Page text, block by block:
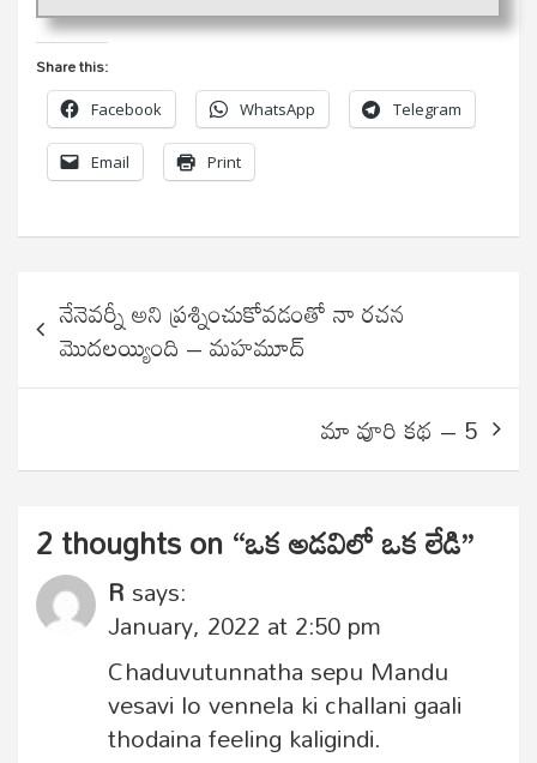
Share this:
Facebook WhatsApp Telegram
Email Print
Post
navigation
నేనెవర్నీ అని ప్రశ్నించుకోవడంతో నా రచన
మొదలయ్యింది – మహమూద్
మా వూరి కథ – 5
2 thoughts on “ఒక అడవిలో ఒక లేడి”
R says:
January, 2022 at 2:50 pm
Chaduvutunnatha sepu Mandu
vesavi lo vennela ki challani gaali
thodaina feeling kaligindi.